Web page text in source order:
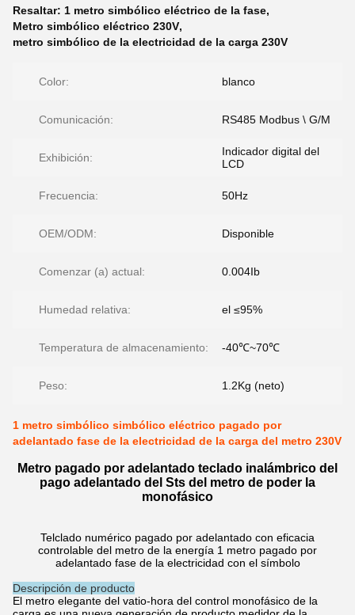
Resaltar: 1 metro simbólico eléctrico de la fase,
Metro simbólico eléctrico 230V,
metro simbólico de la electricidad de la carga 230V
Color: blanco
Comunicación: RS485 Modbus \ G/M
Exhibición:
Indicador digital del
LCD
Frecuencia: 50Hz
OEM/ODM: Disponible
Comenzar (a) actual: 0.004Ib
Humedad relativa: el ≤95%
Temperatura de almacenamiento: -40℃~70℃
Peso: 1.2Kg (neto)
1 metro simbólico simbólico eléctrico pagado por
adelantado fase de la electricidad de la carga del metro 230V
Metro pagado por adelantado teclado inalámbrico del
pago adelantado del Sts del metro de poder la
monofásico
Telclado numérico pagado por adelantado con eficacia
controlable del metro de la energía 1 metro pagado por
adelantado fase de la electricidad con el símbolo
Descripción de producto
El metro elegante del vatio-hora del control monofásico de la